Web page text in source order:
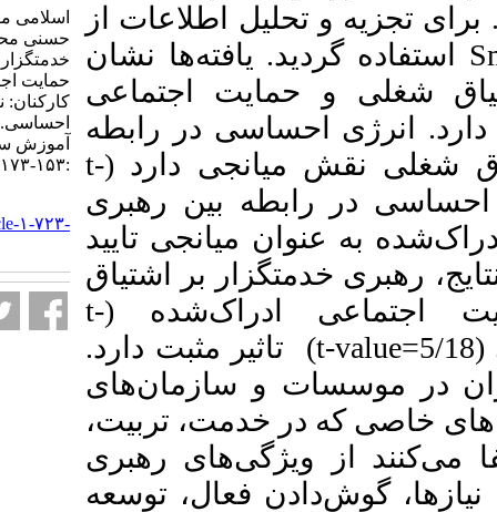
و تحلیل اطلاعات از
یافته‌ها نشان
حمایت اجتماعی
احساسی در رابطه
میانجی دارد (t-
بین رهبری
میانجی تایید
بر اشتیاق
ادراک‌شده ( t-
) تاثیر مثبت دارد.
و سازمان‌های
خدمت، تربیت،
ویژگی‌های رهبری
فعال، توسعه
اسلامی مریم، قلاوندی حسن،
حسنی محمد. تاثیر رهبری
خدمتگزار بر اشتیاق شغلی و
حمایت اجتماعی ادراک شده
کارکنان: نقش میانجی انرژی
احساسی. نشریه مديريت بر
آموزش سازمانها. ۱۴۰۳; ۱۳ (۲)
:۱۵۳-۱۷۳
http://journalieaa.ir/article-۱-۷۲۳-